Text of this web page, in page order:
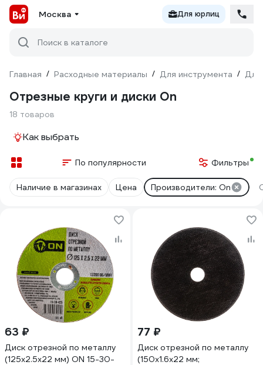
Москва Для юрлиц
Поиск в каталоге
Главная / Расходные материалы / Для инструмента / Для
Отрезные круги и диски On
18 товаров
Как выбрать
По популярности Фильтры
Наличие в магазинах Цена Производители: On
63 ₽
Диск отрезной по металлу
(125х2.5х22 мм) ON 15-30-
77 ₽
Диск отрезной по металлу
(150х1.6х22 мм;